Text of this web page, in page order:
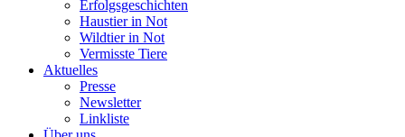
Erfolgsgeschichten
Haustier in Not
Wildtier in Not
Vermisste Tiere
Aktuelles
Presse
Newsletter
Linkliste